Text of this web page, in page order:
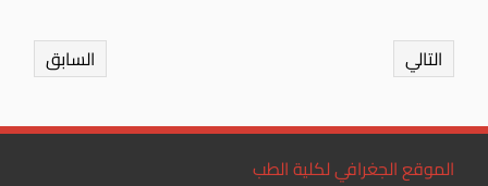
ok
السابق التالي
الموقع الجغرافي لكلية الطب